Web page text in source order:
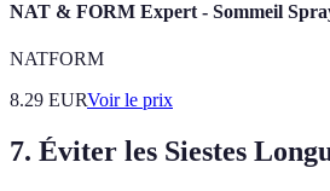
NAT & FORM Expert - Sommeil
NATFORM
8.29 EURVoir le prix
7. Éviter les Siestes